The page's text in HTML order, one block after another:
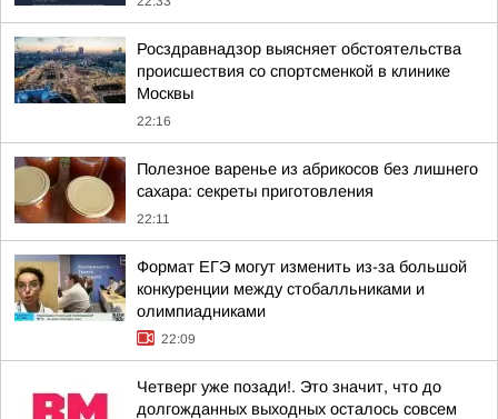
Росздравнадзор выясняет обстоятельства
происшествия со спортсменкой в клинике
Москвы
22:16
Полезное варенье из абрикосов без лишнего
сахара: секреты приготовления
22:11
Формат ЕГЭ могут изменить из-за большой
конкуренции между стобалльниками и
олимпиадниками
22:09
Четверг уже позади!. Это значит, что до
долгожданных выходных осталось совсем